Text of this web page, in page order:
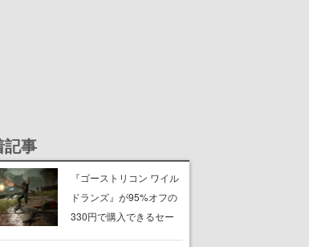
記事
『ゴーストリコン ワイル
ドランズ』が95%オフの
330円で購入できるセー